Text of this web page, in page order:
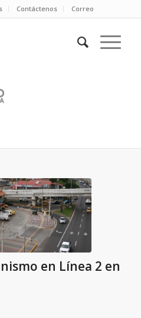
Contáctenos Correo
en Línea 2 en